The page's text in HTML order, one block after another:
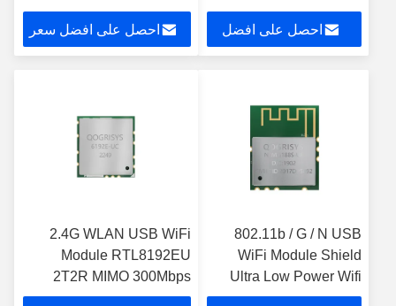
بالفيديو
احصل على افضل
خارجي
احصل على افضل سعر
802.11b / G / N USB
WiFi Module Shield
Ultra Low Power Wifi
Module
2.4G WLAN USB WiFi
Module RTL8192EU
2T2R MIMO 300Mbps
محول معايير IEEE